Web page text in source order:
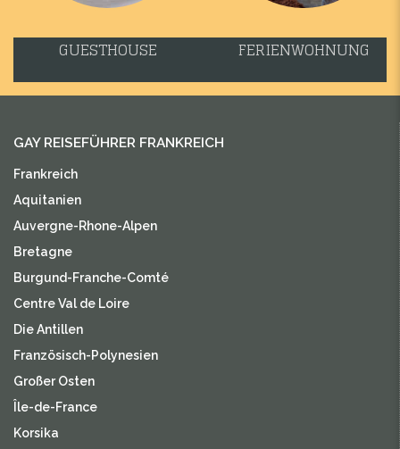
GUESTHOUSE FERIENWOHNUNG
GAY REISEFÜHRER FRANKREICH
Frankreich
Aquitanien
Auvergne-Rhone-Alpen
Bretagne
Burgund-Franche-Comté
Centre Val de Loire
Die Antillen
Französisch-Polynesien
Großer Osten
Île-de-France
Korsika